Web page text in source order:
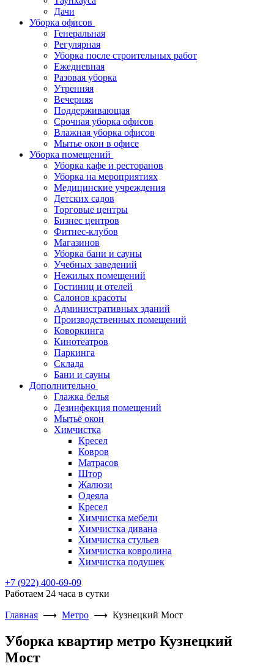
Дачи
Уборка офисов
Генеральная
Регулярная
Уборка после строительных работ
Ежедневная
Разовая уборка
Утренняя
Вечерняя
Поддерживающая
Срочная уборка офисов
Влажная уборка офисов
Мытье окон в офисе
Уборка помещений
Уборка кафе и ресторанов
Уборка на мероприятиях
Медицинские учреждения
Детских садов
Торговые центры
Бизнес центров
Фитнес-клубов
Магазинов
Уборка бани и сауны
Учебных заведений
Нежилых помещений
Гостиниц и отелей
Салонов красоты
Административных зданий
Производственных помещений
Коворкинга
Кинотеатров
Паркинга
Склада
Бани и сауны
Дополнительно
Глажка белья
Дезинфекция помещений
Мытьё окон
Химчистка
Кресел
Ковров
Матрасов
Штор
Жалюзи
Одеяла
Кресел
Химчистка мебели
Химчистка дивана
Химчистка стульев
Химчистка ковролина
Химчистка подушек
+7 (922) 400-69-09
Работаем 24 часа в сутки
Главная ⟶ Метро ⟶ Кузнецкий Мост
Уборка квартир метро Кузнецкий
Мост